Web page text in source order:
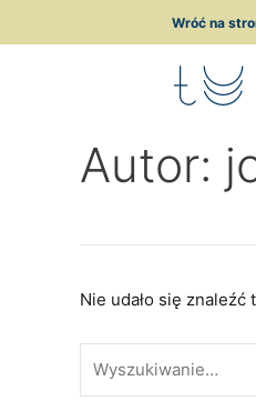
Wróć na
Autor:
Nie udało się